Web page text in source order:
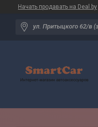
Начать продавать на Deal.by
ул. Притыцкого 62/в